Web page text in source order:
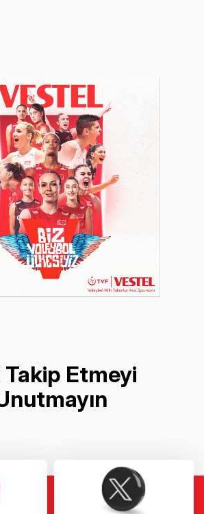
Takip Etmeyi